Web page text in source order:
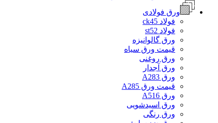
ورق فولادی
فولاد ck45
فولاد st52
ورق گالوانیزه
قیمت ورق سیاه
ورق روغنی
ورق آجدار
ورق A283
قیمت ورق A285
ورق A516
ورق اسیدشویی
ورق رنگی